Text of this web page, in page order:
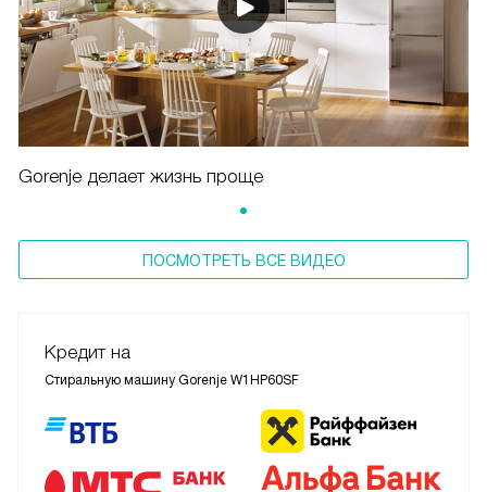
Gorenje делает жизнь проще
ПОСМОТРЕТЬ ВСЕ ВИДЕО
Кредит на
Стиральную машину Gorenje W1HP60SF